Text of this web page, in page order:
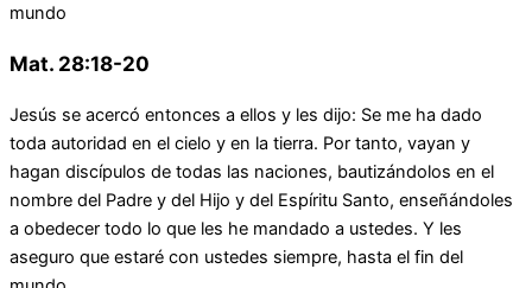
mundo
Mat. 28:18-20
Jesús se acercó entonces a ellos y les dijo: Se me ha dado
toda autoridad en el cielo y en la tierra. Por tanto, vayan y
hagan discípulos de todas las naciones, bautizándolos en el
nombre del Padre y del Hijo y del Espíritu Santo, enseñándoles
a obedecer todo lo que les he mandado a ustedes. Y les
aseguro que estaré con ustedes siempre, hasta el fin del